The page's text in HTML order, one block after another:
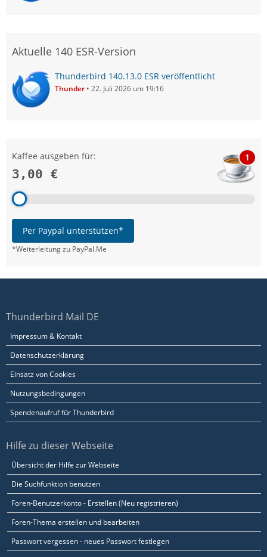
Aktuelle 140 ESR-Version
Thunderbird 140.13.0 ESR veröffentlicht
Thunder 22. Juli 2026 um 19:16
Kaffee ausgeben für:
3,00 €
1
Per Paypal unterstützen*
*Weiterleitung zu PayPal.Me
Thunderbird Mail DE
Impressum & Kontakt
Datenschutzerklärung
Einsatz von Cookies
Nutzungsbedingungen
Spendenaufruf für Thunderbird
Hilfe zu dieser Webseite
Übersicht der Hilfe zur Webseite
Die Suchfunktion benutzen
Foren-Benutzerkonto - Erstellen (Neu registrieren)
Foren-Thema erstellen und bearbeiten
Passwort vergessen - neues Passwort festlegen